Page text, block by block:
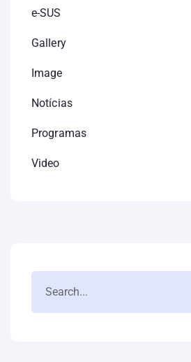
e-SUS
Gallery
Image
Notícias
Programas
Video